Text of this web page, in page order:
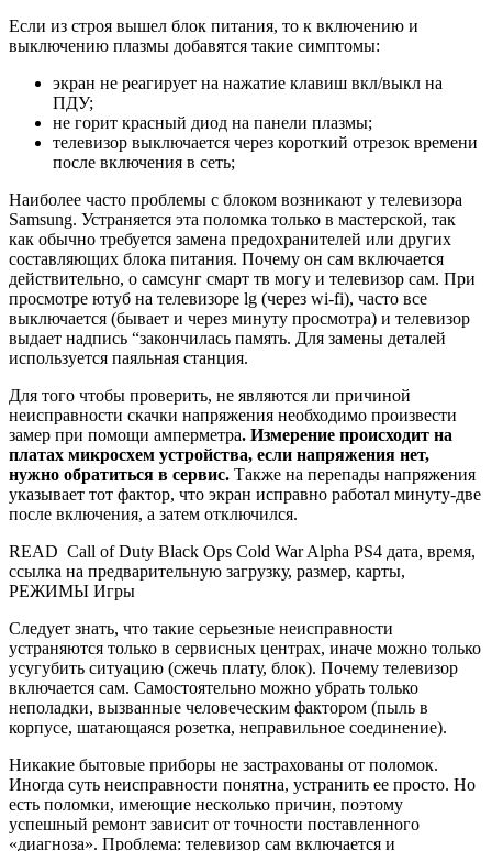
Если из строя вышел блок питания, то к включению и
выключению плазмы добавятся такие симптомы:
экран не реагирует на нажатие клавиш вкл/выкл на
ПДУ;
не горит красный диод на панели плазмы;
телевизор выключается через короткий отрезок времени
после включения в сеть;
Наиболее часто проблемы с блоком возникают у телевизора
Samsung. Устраняется эта поломка только в мастерской, так
как обычно требуется замена предохранителей или других
составляющих блока питания. Почему он сам включается
действительно, о самсунг смарт тв могу и телевизор сам. При
просмотре ютуб на телевизоре lg (через wi-fi), часто все
выключается (бывает и через минуту просмотра) и телевизор
выдает надпись “закончилась память. Для замены деталей
используется паяльная станция.
Для того чтобы проверить, не являются ли причиной
неисправности скачки напряжения необходимо произвести
замер при помощи амперметра. Измерение происходит на
платах микросхем устройства, если напряжения нет,
нужно обратиться в сервис. Также на перепады напряжения
указывает тот фактор, что экран исправно работал минуту-две
после включения, а затем отключился.
READ Call of Duty Black Ops Cold War Alpha PS4 дата, время,
ссылка на предварительную загрузку, размер, карты,
РЕЖИМЫ Игры
Следует знать, что такие серьезные неисправности
устраняются только в сервисных центрах, иначе можно только
усугубить ситуацию (сжечь плату, блок). Почему телевизор
включается сам. Самостоятельно можно убрать только
неполадки, вызванные человеческим фактором (пыль в
корпусе, шатающаяся розетка, неправильное соединение).
Никакие бытовые приборы не застрахованы от поломок.
Иногда суть неисправности понятна, устранить ее просто. Но
есть поломки, имеющие несколько причин, поэтому
успешный ремонт зависит от точности поставленного
«диагноза». Проблема: телевизор сам включается и